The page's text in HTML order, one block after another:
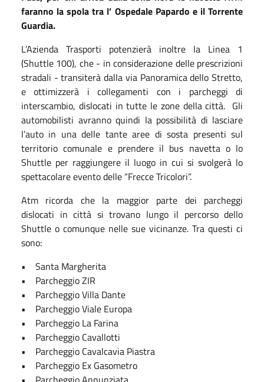
faranno la spola tra l’ Ospedale Papardo e il Torrente
Guardia.
L’Azienda Trasporti potenzierà inoltre la Linea 1
(Shuttle 100), che - in considerazione delle prescrizioni
stradali - transiterà dalla via Panoramica dello Stretto,
e ottimizzerà i collegamenti con i parcheggi di
interscambio, dislocati in tutte le zone della città. Gli
automobilisti avranno quindi la possibilità di lasciare
l’auto in una delle tante aree di sosta presenti sul
territorio comunale e prendere il bus navetta o lo
Shuttle per raggiungere il luogo in cui si svolgerà lo
spettacolare evento delle “Frecce Tricolori”.
Atm ricorda che la maggior parte dei parcheggi
dislocati in città si trovano lungo il percorso dello
Shuttle o comunque nelle sue vicinanze. Tra questi ci
sono:
• Santa Margherita
• Parcheggio ZIR
• Parcheggio Villa Dante
• Parcheggio Viale Europa
• Parcheggio La Farina
• Parcheggio Cavallotti
• Parcheggio Cavalcavia Piastra
• Parcheggio Ex Gasometro